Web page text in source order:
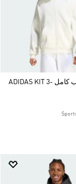
كنزة بسحّاب كامل ADIDAS KIT 3-